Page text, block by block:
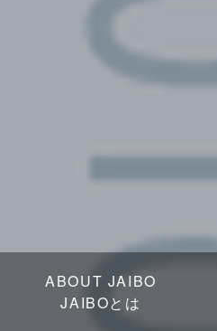
ABOUT JAIBO
JAIBOとは